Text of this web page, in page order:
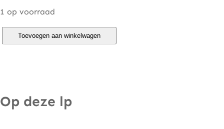
1 op voorraad
B
Toevoegen aan winkelwagen
Op deze lp